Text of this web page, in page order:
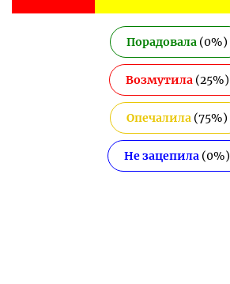
Порадовала (0%)
Возмутила(25%)
Опечалила (75%)
Не зацепила (0%)